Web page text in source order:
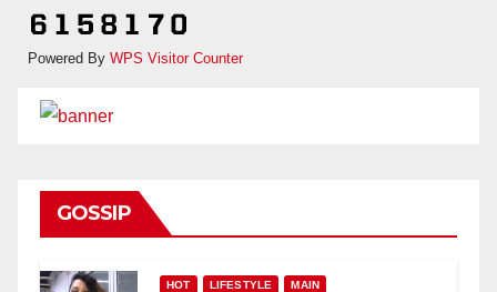
Powered By WPS Visitor Counter
GOSSIP
HOT LIFESTYLE MAIN